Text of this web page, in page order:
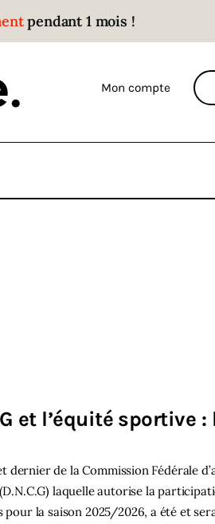
pendant 1 mois !
Mon compte
les gens qui ont
et l’équité sportive
dernier de la Commission Fédérale
laquelle autorise la
pour la saison 2025/2026, a été et